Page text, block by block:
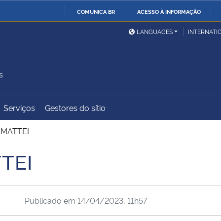
COMUNICA BR ACESSO À INFORMAÇÃO
Ministério da Defesa
Ministério das Relações
Exteriores
Ministério do
Desenvolvimento Regional
Advocacia-Geral da União
LANGUAGES
Serviços Gestores do sítio
Publicado em 14/04/2023, 11h57